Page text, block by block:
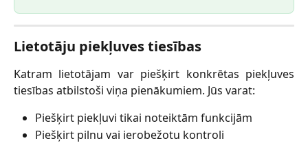
Lietotāju piekļuves tiesības
Katram lietotājam var piešķirt konkrētas piekļuves
tiesības atbilstoši viņa pienākumiem. Jūs varat:
Piešķirt piekļuvi tikai noteiktām funkcijām
Piešķirt pilnu vai ierobežotu kontroli